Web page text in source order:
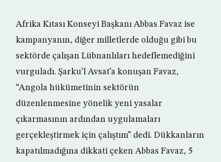
Afrika Kıtası Konseyi Başkanı Abbas Favaz ise
kampanyanın, diğer milletlerde olduğu gibi bu
sektörde çalışan Lübnanlıları hedeflemediğini
vurguladı. Şarku’l Avsat’a konuşan Favaz,
“Angola hükümetinin sektörün
düzenlenmesine yönelik yeni yasalar
çıkarmasının ardından uygulamaları
gerçekleştirmek için çalıştım” dedi. Dükkanların
kapatılmadığına dikkati çeken Abbas Favaz, 5